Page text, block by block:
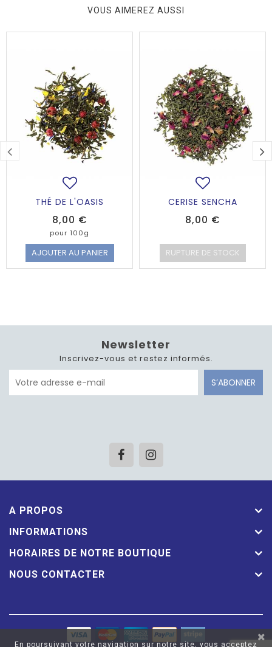
VOUS AIMEREZ AUSSI
THÉ DE L'OASIS
Prix
8,00 €
pour 100g
AJOUTER AU PANIER
CERISE SENCHA
Prix
8,00 €
RUPTURE DE STOCK
Newsletter
Inscrivez-vous et restez informés.
S’ABONNER
A PROPOS
INFORMATIONS
HORAIRES DE NOTRE BOUTIQUE
NOUS CONTACTER
En poursuivant votre navigation sur notre site, vous acceptez